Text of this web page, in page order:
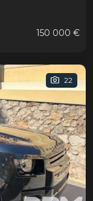
150 000 €
22